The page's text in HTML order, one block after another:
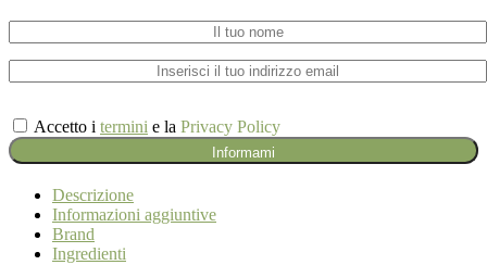
Accetto i termini e la Privacy Policy
Descrizione
Informazioni aggiuntive
Brand
Ingredienti